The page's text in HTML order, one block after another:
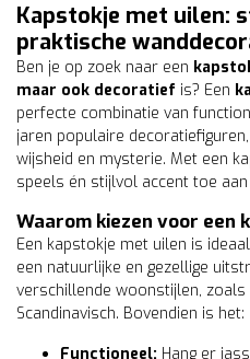
Kapstokje met uilen:
praktische
Ben je op zoek naar een
maar ook decoratief is? Een
perfecte combinatie van
jaren populaire
wijsheid en mysterie. Met een
speels én stijlvol accent toe
Waarom kiezen voor een
Een kapstokje met uilen is
een natuurlijke en gezellige
verschillende woonstijlen,
Scandinavisch. Bovendien is het:
Functioneel: Hang er